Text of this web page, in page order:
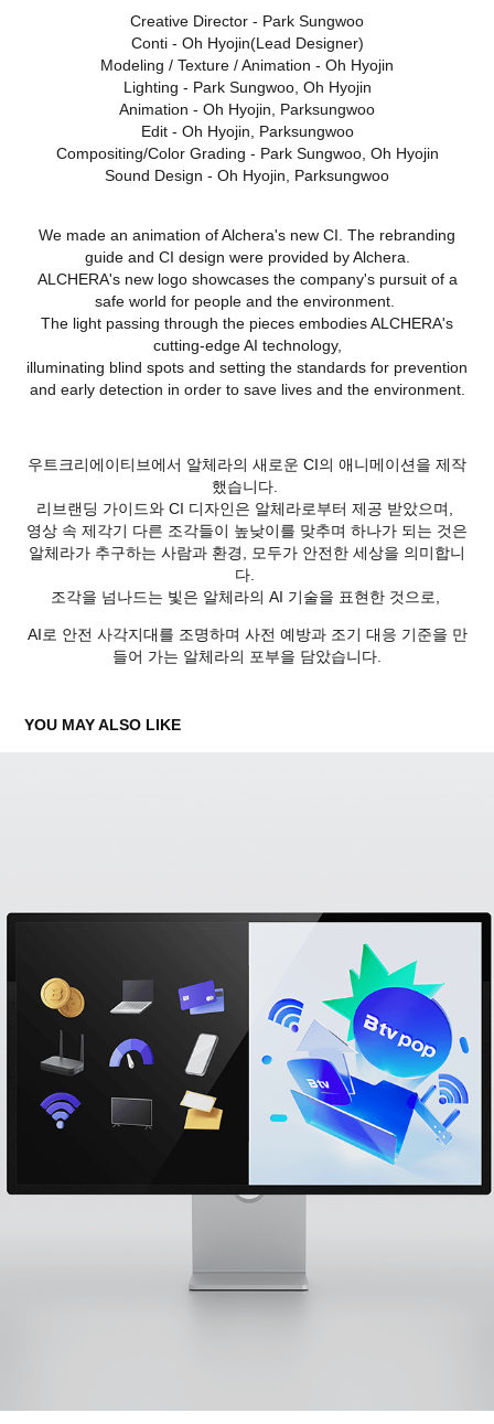
Creative Director - Park Sungwoo
Conti - Oh Hyojin(Lead Designer)
Modeling / Texture / Animation - Oh Hyojin
Lighting - Park Sungwoo, Oh Hyojin
Animation - Oh Hyojin, Parksungwoo
Edit - Oh Hyojin, Parksungwoo
Compositing/Color Grading - Park Sungwoo, Oh Hyojin
Sound Design - Oh Hyojin, Parksungwoo
We made an animation of Alchera's new CI. The rebranding
guide and CI design were provided by Alchera.
ALCHERA's new logo showcases the company's pursuit of a
safe world for people and the environment.
The light passing through the pieces embodies ALCHERA's
cutting-edge AI technology,
illuminating blind spots and setting the standards for prevention
and early detection in order to save lives and the environment.
우트크리에이티브에서 알체라의 새로운 CI의 애니메이션을 제작
했습니다.
리브랜딩 가이드와 CI 디자인은 알체라로부터 제공 받았으며,
영상 속 제각기 다른 조각들이 높낮이를 맞추며 하나가 되는 것은
알체라가 추구하는 사람과 환경, 모두가 안전한 세상을 의미합니
다.
조각을 넘나드는 빛은 알체라의 AI 기술을 표현한 것으로,
AI로 안전 사각지대를 조명하며 사전 예방과 조기 대응 기준을 만
들어 가는 알체라의 포부을 담았습니다.
YOU MAY ALSO LIKE
SK BROADBAND 3D ICON & ARTWORKS